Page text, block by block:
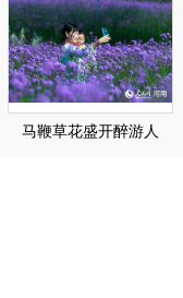
马鞭草花盛开醉游人